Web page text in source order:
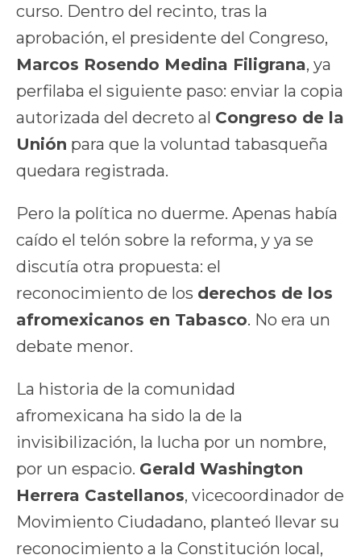
curso. Dentro del recinto, tras la
aprobación, el presidente del Congreso,
Marcos Rosendo Medina Filigrana, ya
perfilaba el siguiente paso: enviar la copia
autorizada del decreto al Congreso de la
Unión para que la voluntad tabasqueña
quedara registrada.
Pero la política no duerme. Apenas había
caído el telón sobre la reforma, y ya se
discutía otra propuesta: el
reconocimiento de los derechos de los
afromexicanos en Tabasco. No era un
debate menor.
La historia de la comunidad
afromexicana ha sido la de la
invisibilización, la lucha por un nombre,
por un espacio. Gerald Washington
Herrera Castellanos, vicecoordinador de
Movimiento Ciudadano, planteó llevar su
reconocimiento a la Constitución local,